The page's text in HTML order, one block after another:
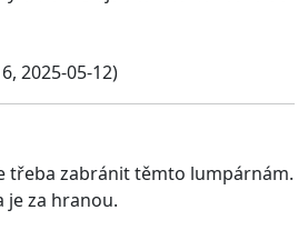
2025-05-12)
třeba zabránit těmto lumpárnám.
je za hranou.